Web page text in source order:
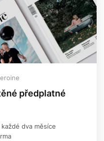
předplatné
dva měsíce